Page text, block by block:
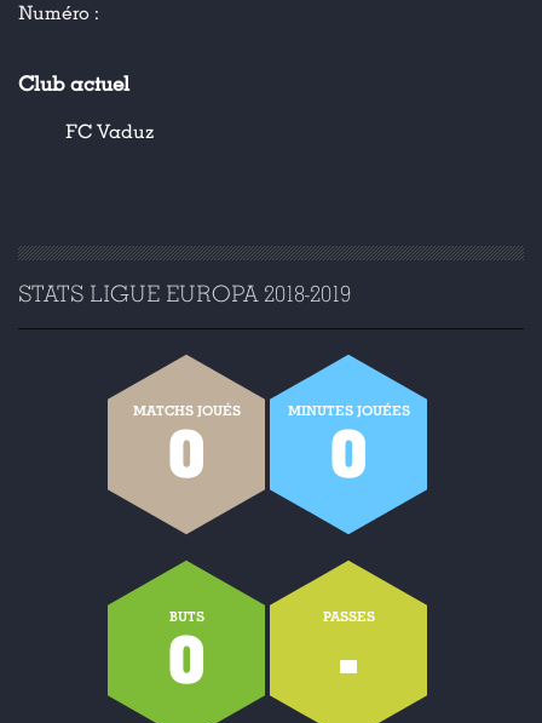
Numéro :
Club actuel
FC Vaduz
STATS LIGUE EUROPA 2018-2019
MATCHS JOUÉS
0
MINUTES JOUÉES
0
BUTS
0
PASSES
-